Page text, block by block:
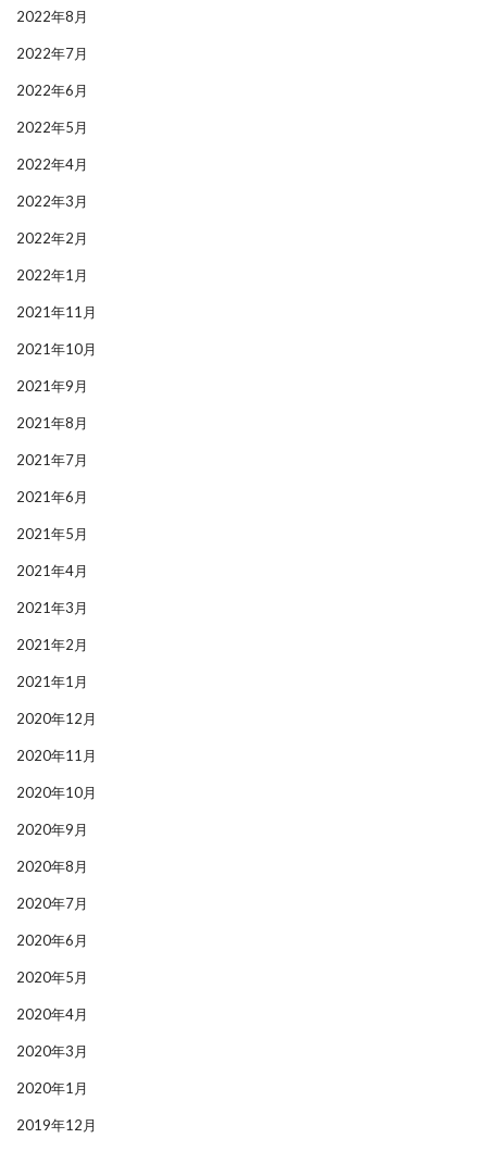
2022年8月
2022年7月
2022年6月
2022年5月
2022年4月
2022年3月
2022年2月
2022年1月
2021年11月
2021年10月
2021年9月
2021年8月
2021年7月
2021年6月
2021年5月
2021年4月
2021年3月
2021年2月
2021年1月
2020年12月
2020年11月
2020年10月
2020年9月
2020年8月
2020年7月
2020年6月
2020年5月
2020年4月
2020年3月
2020年1月
2019年12月